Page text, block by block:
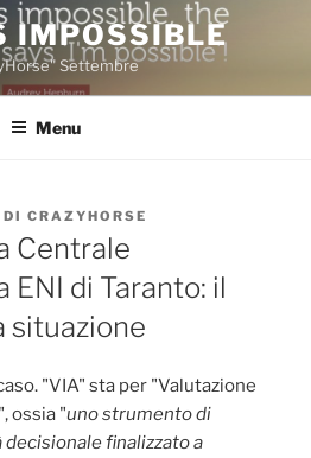
IMPOSSIBLE
Settembre
Menu
DI CRAZYHORSE
Centrale
di Taranto: il
situazione
"VIA" sta per "Valutazione
ossia "uno strumento di
finalizzato a